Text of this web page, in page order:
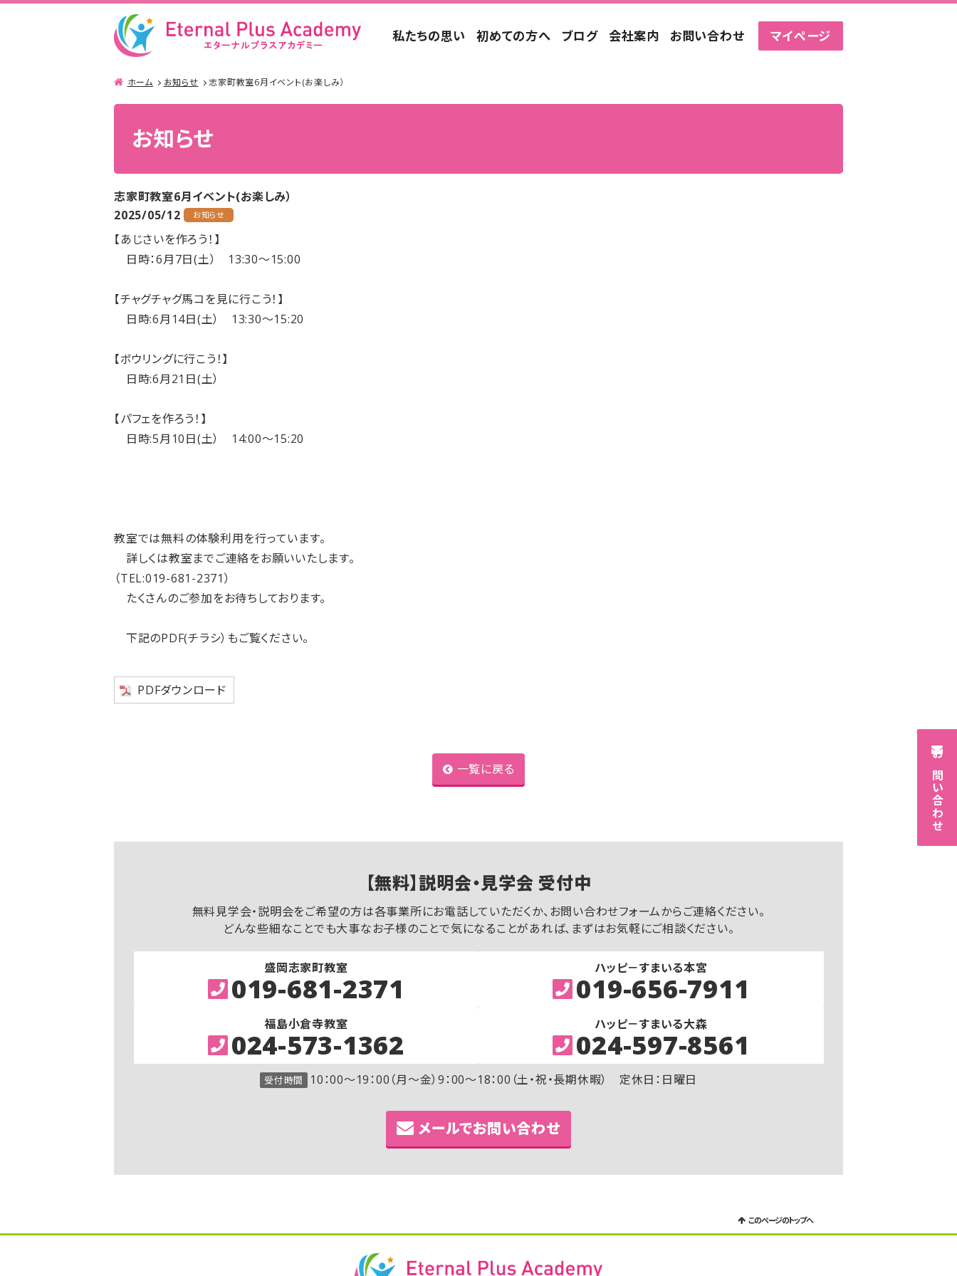
私たちの思い 初めての方へ ブログ 会社案内 お問い合わせ マイページ
お問い合わせ
ホーム お知らせ 志家町教室6月イベント(お楽しみ）
お知らせ
志家町教室6月イベント(お楽しみ）
2025/05/12
お知らせ
【あじさいを作ろう！】
日時：6月7日(土） 13:30～15:00
【チャグチャグ馬コを見に行こう！】
日時:6月14日(土） 13:30～15:20
【ボウリングに行こう！】
日時:6月21日(土）
【パフェを作ろう！】
日時:5月10日(土） 14:00～15:20
教室では無料の体験利用を行っています。
詳しくは教室までご連絡をお願いいたします。
（TEL:019-681-2371）
たくさんのご参加をお待ちしております。
下記のPDF(チラシ）もご覧ください。
PDFダウンロード
一覧に戻る
【無料】説明会・見学会 受付中
無料見学会・説明会をご希望の方は各事業所にお電話していただくか、お問い合わせフォームからご連絡ください。
どんな些細なことでも大事なお子様のことで気になることがあれば、まずはお気軽にご相談ください。
盛岡志家町教室
019-681-2371
ハッピ－すまいる本宮
019-656-7911
福島小倉寺教室
024-573-1362
ハッピ－すまいる大森
024-597-8561
受付時間 10：00～19：00（月～金）9：00～18：00（土・祝・長期休暇） 定休日：日曜日
メールでお問い合わせ
このページのトップへ